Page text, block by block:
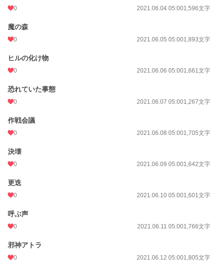
0 2021.06.04 05:001,596文字
魔の森
0 2021.06.05 05:001,893文字
ヒルの化け物
0 2021.06.06 05:001,661文字
恐れていた事態
0 2021.06.07 05:001,267文字
作戦会議
0 2021.06.08 05:001,705文字
決壊
0 2021.06.09 05:001,642文字
更迭
0 2021.06.10 05:001,601文字
呼ぶ声
0 2021.06.11 05:001,766文字
邪神アトラ
0 2021.06.12 05:001,805文字